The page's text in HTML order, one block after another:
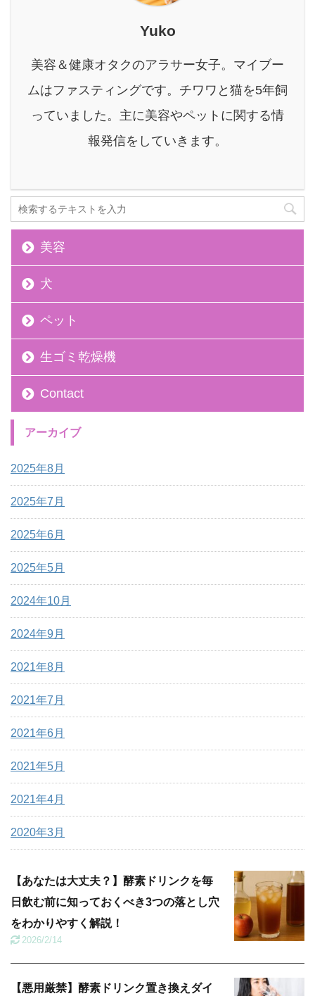
山油脂の保湿美容液を購
イートを読んだ影響か
ら。 実際のツイート 私
でできています。ベース
はこれらで整えて、+レ
Yuko
美容＆健康オタクのアラサー女子。マイブー
ムはファスティングです。チワワと猫を5年飼
っていました。主に美容やペットに関する情
報発信をしていきます。
美容
犬
ペット
生ゴミ乾燥機
Contact
アーカイブ
2025年8月
2025年7月
2025年6月
2025年5月
2024年10月
2024年9月
2021年8月
2021年7月
2021年6月
2021年5月
2021年4月
2020年3月
【あなたは大丈夫？】酵素ドリンクを毎
日飲む前に知っておくべき3つの落とし穴
をわかりやすく解説！
2026/2/14
【悪用厳禁】酵素ドリンク置き換えダイ